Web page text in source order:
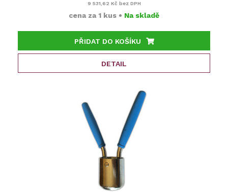
9 531,62 Kč bez DPH
cena za 1 kus • Na skladě
PŘIDAT DO KOŠÍKU
DETAIL